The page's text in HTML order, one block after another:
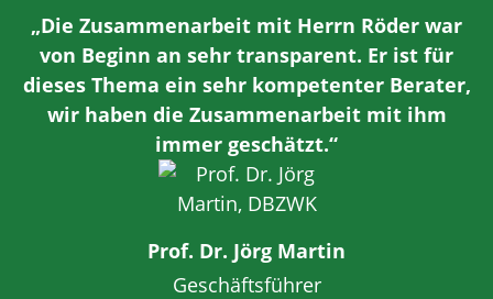
„Die Zusammenarbeit mit Herrn Röder war
von Beginn an sehr transparent. Er ist für
dieses Thema ein sehr kompetenter Berater,
wir haben die Zusammenarbeit mit ihm
immer geschätzt.“
Prof. Dr. Jörg Martin
Geschäftsführer